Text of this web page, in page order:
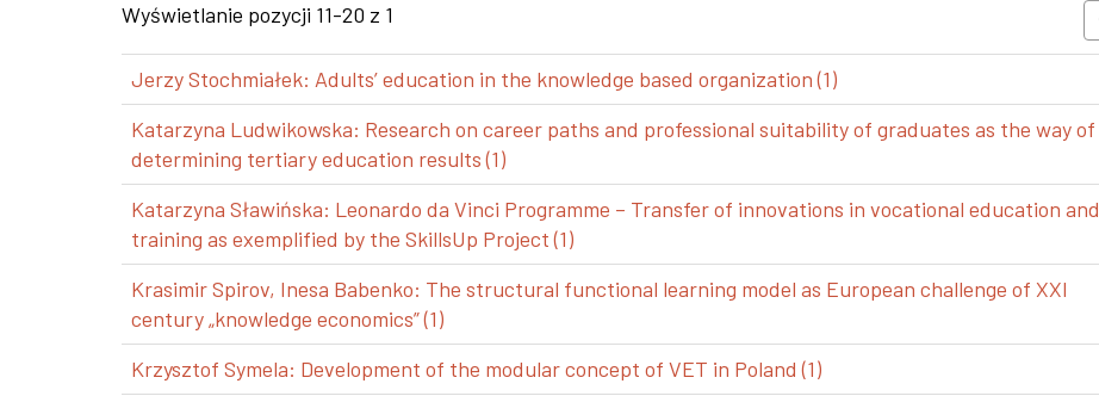
Wyświetlanie pozycji 11-20 z 1
Jerzy Stochmiałek: Adults’ education in the knowledge based organization (1)
Katarzyna Ludwikowska: Research on career paths and professional suitability of graduates as the way of
determining tertiary education results (1)
Katarzyna Sławińska: Leonardo da Vinci Programme – Transfer of innovations in vocational education and
training as exemplified by the SkillsUp Project (1)
Krasimir Spirov, Inesa Babenko: The structural functional learning model as European challenge of XXI
century „knowledge economics” (1)
Krzysztof Symela: Development of the modular concept of VET in Poland (1)